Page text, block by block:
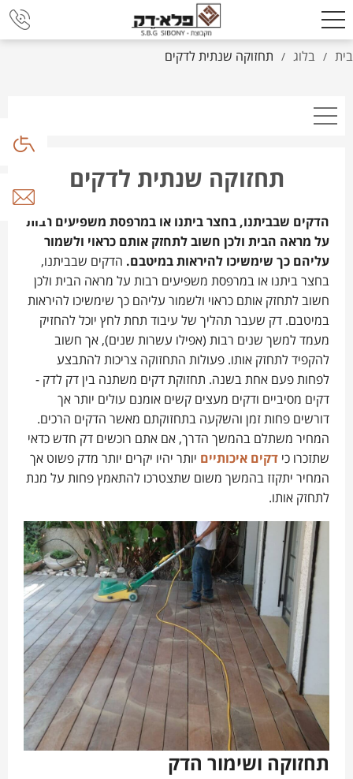
בית / בלוג / תחזוקה שנתית לדקים
תחזוקה שנתית לדקים
הדקים שבביתנו, בחצר ביתנו או במרפסת משפיעים רבות
על מראה הבית ולכן חשוב לתחזק אותם כראוי ולשמור
עליהם כך שימשיכו להיראות במיטבם. הדקים שבביתנו,
בחצר ביתנו או במרפסת משפיעים רבות על מראה הבית ולכן
חשוב לתחזק אותם כראוי ולשמור עליהם כך שימשיכו להיראות
במיטבם. דק שעבר תהליך של עיבוד תחת לחץ יוכל להחזיק
מעמד למשך שנים רבות (אפילו עשרות שנים), אך חשוב
להקפיד לתחזק אותו. פעולות התחזוקה צריכות להתבצע
לפחות פעם אחת בשנה. תחזוקת דקים משתנה בין דק לדק -
דקים מסיביים ודקים מעצים קשים אומנם עולים יותר אך
דורשים פחות זמן והשקעה בתחזוקתם מאשר הדקים הרכים.
המחיר משתלם בהמשך הדרך, אם אתם רוכשים דק חדש כדאי
שתזכרו כי דקים איכותיים יותר יהיו יקרים יותר מדק פשוט אך
המחיר יתקזז בהמשך משום שתצטרכו להתאמץ פחות על מנת
לתחזק אותו.
תחזוקה ושימור הדק